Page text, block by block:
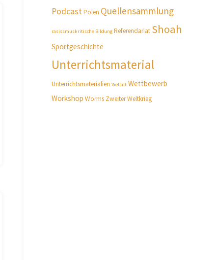
PodcastPolen Quellensammlung
rasissmuskritische Bildung Referendariat Shoah
Sportgeschichte
Unterrichtsmaterial
Unterrichtsmaterialien Vielfalt Wettbewerb
Workshop Worms Zweiter Weltkrieg